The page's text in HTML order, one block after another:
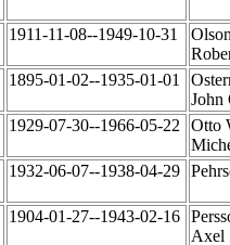
1911-11-08--1949-10-31
1895-01-02--1935-01-01
John
1929-07-30--1966-05-22
Otto
1932-06-07--1938-04-29
1904-01-27--1943-02-16
Axel